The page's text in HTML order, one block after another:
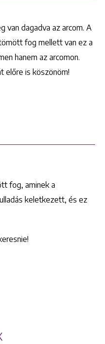
van dagadva az arcom. A
fog mellett van ez a
hanem az arcomon.
előre is köszönöm!
fog, aminek a
keletkezett, és ez